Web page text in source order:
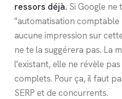
ressors déjà. Si Google ne
"automatisation
aucune impression sur
ne te la suggérera pas. La
l'existant, elle ne révèle
complets. Pour ça, il faut
SERP et de concurrents.